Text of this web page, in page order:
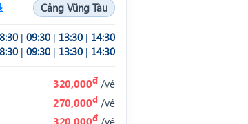
Cảng Vũng Tàu
| 09:30 | 13:30 | 14:30
| 09:30 | 13:30 | 14:30
320,000đ /vé
270,000đ /vé
đ